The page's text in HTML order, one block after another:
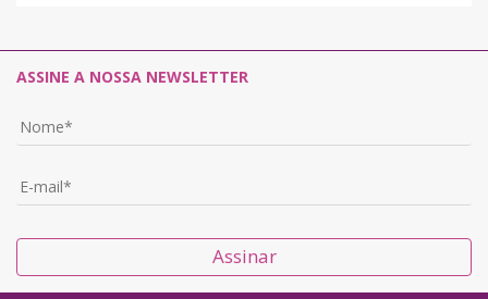
ASSINE A NOSSA NEWSLETTER
Assinar